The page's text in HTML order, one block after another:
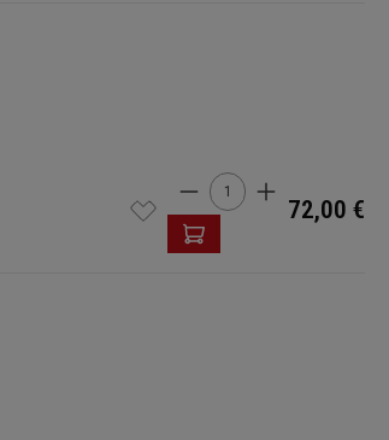
Cantidad del
72,00 €